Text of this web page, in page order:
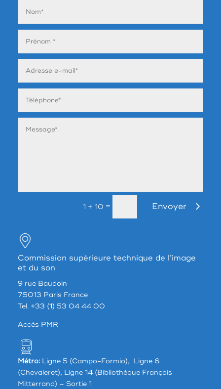
1 + 10 = Envoyer
Commission supérieure technique de l’image
et du son
9 rue Baudoin
75013 Paris France
Tel. +33 (1) 53 04 44 00
Accés PMR
Métro:Ligne 5 (Campo-Formio), Ligne 6
(Chevaleret), Ligne 14 (Bibliothèque François
Mitterrand) – Sortie 1